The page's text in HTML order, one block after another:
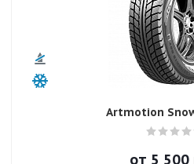
Artmotion
от 5 500